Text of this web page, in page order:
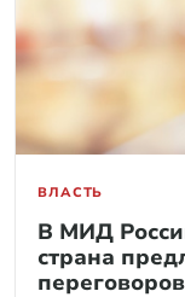
ВЛАСТЬ
В МИД
страна
переговоров